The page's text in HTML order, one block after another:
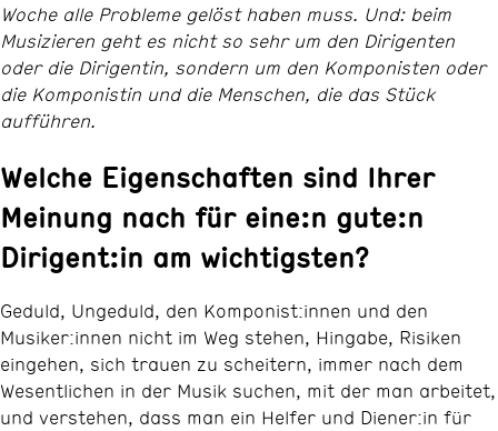
Woche alle Probleme gelöst haben muss. Und: beim
Musizieren geht es nicht so sehr um den Dirigenten
oder die Dirigentin, sondern um den Komponisten oder
die Komponistin und die Menschen, die das Stück
aufführen.
Welche Eigenschaften sind Ihrer
Meinung nach für eine:n gute:n
Dirigent:in am wichtigsten?
Geduld, Ungeduld, den Komponist:innen und den
Musiker:innen nicht im Weg stehen, Hingabe, Risiken
eingehen, sich trauen zu scheitern, immer nach dem
Wesentlichen in der Musik suchen, mit der man arbeitet,
und verstehen, dass man ein Helfer und Diener:in für